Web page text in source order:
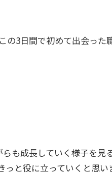
の3日間で初めて出会っ
も成長していく様子を
と役に立っていくと思